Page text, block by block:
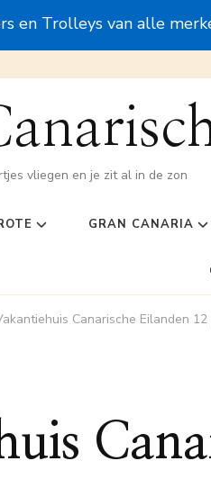
en Trolleys van alle
vliegen en je zit al in de zon
GRAN CANARIA
Canarische Eilanden